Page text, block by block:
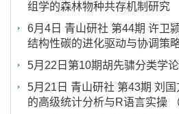
组学的森林物种共存机制研究
6月4日 青山研社 第44期 许卫
结构性碳的进化驱动与协调策
5月22日第10期胡先骕分类学
5月21日 青山研社 第43期 刘
的高级统计分析与R语言实操 （